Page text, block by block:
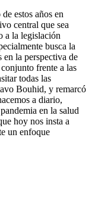
estos años en
central que sea
a la legislación
busca la
en la perspectiva de
frente a las
todas las
Bouhid, y remarcó
a diario,
en la salud
hoy nos insta a
un enfoque